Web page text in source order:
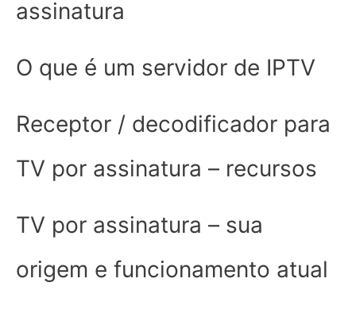
assinatura
O que é um servidor de IPTV
Receptor / decodificador para
TV por assinatura – recursos
TV por assinatura – sua
origem e funcionamento atual